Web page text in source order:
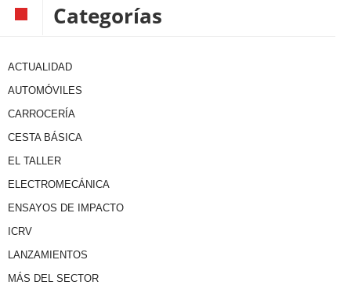
Categorías
ACTUALIDAD
AUTOMÓVILES
CARROCERÍA
CESTA BÁSICA
EL TALLER
ELECTROMECÁNICA
ENSAYOS DE IMPACTO
ICRV
LANZAMIENTOS
MÁS DEL SECTOR